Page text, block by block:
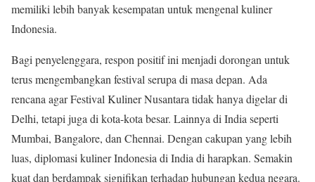
memiliki lebih banyak kesempatan untuk mengenal kuliner
Indonesia.
Bagi penyelenggara, respon positif ini menjadi dorongan untuk
terus mengembangkan festival serupa di masa depan. Ada
rencana agar Festival Kuliner Nusantara tidak hanya digelar di
Delhi, tetapi juga di kota-kota besar. Lainnya di India seperti
Mumbai, Bangalore, dan Chennai. Dengan cakupan yang lebih
luas, diplomasi kuliner Indonesia di India di harapkan. Semakin
kuat dan berdampak signifikan terhadap hubungan kedua negara.